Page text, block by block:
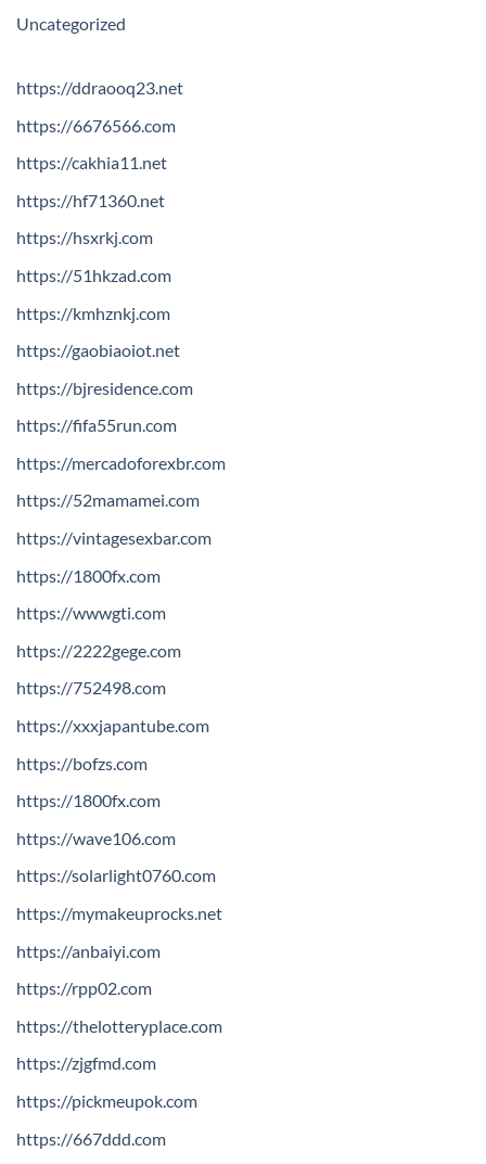
Uncategorized
https://ddraooq23.net
https://6676566.com
https://cakhia11.net
https://hf71360.net
https://hsxrkj.com
https://51hkzad.com
https://kmhznkj.com
https://gaobiaoiot.net
https://bjresidence.com
https://fifa55run.com
https://mercadoforexbr.com
https://52mamamei.com
https://vintagesexbar.com
https://1800fx.com
https://wwwgti.com
https://2222gege.com
https://752498.com
https://xxxjapantube.com
https://bofzs.com
https://1800fx.com
https://wave106.com
https://solarlight0760.com
https://mymakeuprocks.net
https://anbaiyi.com
https://rpp02.com
https://thelotteryplace.com
https://zjgfmd.com
https://pickmeupok.com
https://667ddd.com